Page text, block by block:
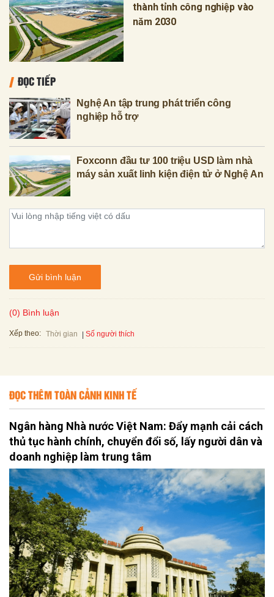
thành tỉnh công nghiệp vào
năm 2030
ĐỌC TIẾP
Nghệ An tập trung phát triển công
nghiệp hỗ trợ
Foxconn đầu tư 100 triệu USD làm nhà
máy sản xuất linh kiện điện tử ở Nghệ An
Gửi bình luận
(0) Bình luận
Xếp theo: Thời gian Số người thích
ĐỌC THÊM TOÀN CẢNH KINH TẾ
Ngân hàng Nhà nước Việt Nam: Đẩy mạnh cải cách
thủ tục hành chính, chuyển đổi số, lấy người dân và
doanh nghiệp làm trung tâm